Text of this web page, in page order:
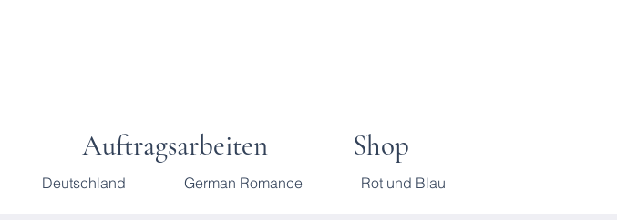
Auftragsarbeiten Shop
Deutschland German Romance Rot und Blau